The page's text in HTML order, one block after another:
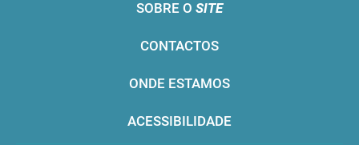
SOBRE O SITE
CONTACTOS
ONDE ESTAMOS
ACESSIBILIDADE